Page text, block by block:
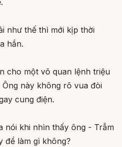
như thế thì mới kịp thời
hắn.
cho một võ quan lệnh triệu
này không rõ vua đòi
cung điện.
nói khi nhìn thấy ông - Trẫm
để làm gì không?